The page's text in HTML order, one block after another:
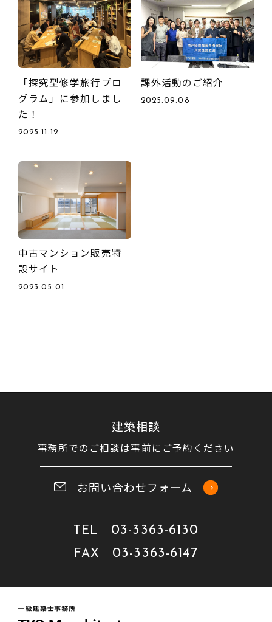
「探究型修学旅行プロ
グラム」に参加しまし
た！
2025.11.12
課外活動のご紹介
2025.09.08
中古マンション販売特
設サイト
2023.05.01
建築相談
事務所でのご相談は事前にご予約ください
お問い合わせフォーム
TEL 03-3363-6130
FAX 03-3363-6147